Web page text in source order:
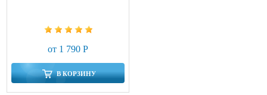
от 1 790 Р
В КОРЗИНУ